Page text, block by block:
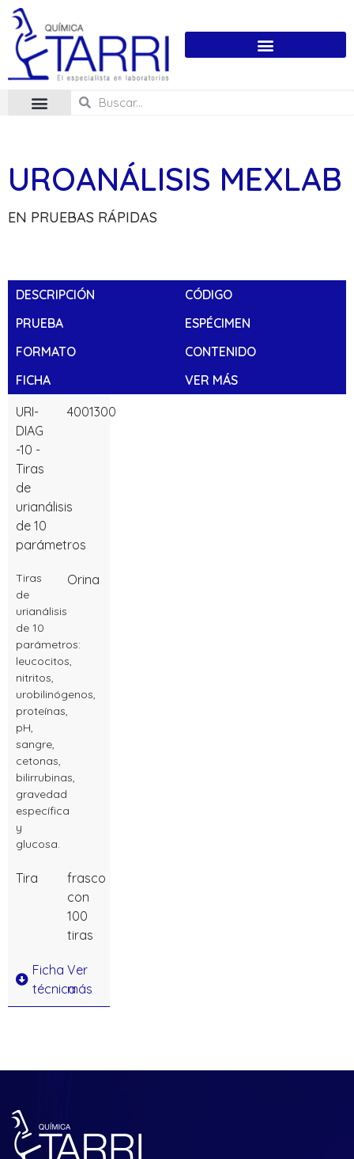
UROANÁLISIS MEXLAB
EN PRUEBAS RÁPIDAS
DESCRIPCIÓN
CÓDIGO
PRUEBA
ESPÉCIMEN
FORMATO
CONTENIDO
FICHA
VER MÁS
URI-
DIAG
-10 -
Tiras
de
urianálisis
de 10
parámetros
4001300
Tiras
de
urianálisis
de 10
parámetros:
leucocitos,
nitritos,
urobilinógenos,
proteínas,
pH,
sangre,
cetonas,
bilirrubinas,
gravedad
específica
y
glucosa.
Orina
Tira
frasco
con
100
tiras
Ficha
técnica
Ver
más